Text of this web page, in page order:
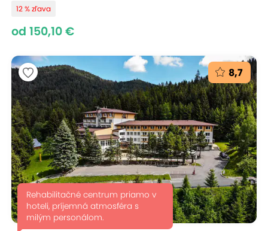
12 % zľava
od 150,10 €
8,7
Rehabilitačné centrum priamo v
hoteli, príjemná atmosféra s
milým personálom.